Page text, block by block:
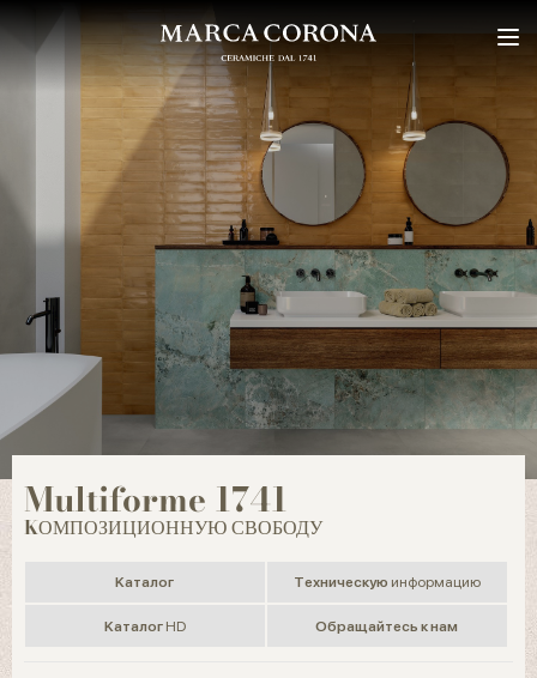
Multiforme 1741
KОМПОЗИЦИОННУЮ СВОБОДУ
Kаталог Tехническую информацию
Kаталог HD Обращайтесь к нам